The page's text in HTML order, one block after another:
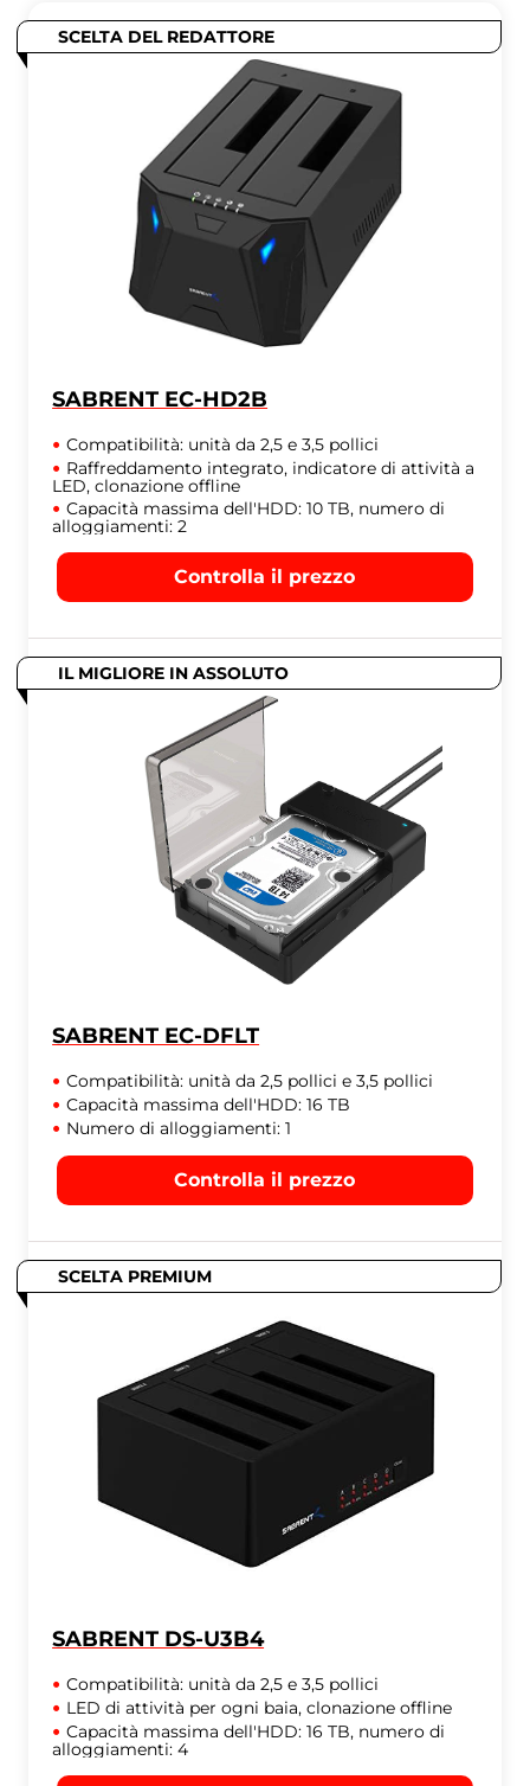
SCELTA DEL REDATTORE
SABRENT EC-HD2B
Compatibilità: unità da 2,5 e 3,5 pollici
Raffreddamento integrato, indicatore di attività a
LED, clonazione offline
Capacità massima dell'HDD: 10 TB, numero di
alloggiamenti: 2
Controlla il prezzo
IL MIGLIORE IN ASSOLUTO
SABRENT EC-DFLT
Compatibilità: unità da 2,5 pollici e 3,5 pollici
Capacità massima dell'HDD: 16 TB
Numero di alloggiamenti: 1
Controlla il prezzo
SCELTA PREMIUM
SABRENT DS-U3B4
Compatibilità: unità da 2,5 e 3,5 pollici
LED di attività per ogni baia, clonazione offline
Capacità massima dell'HDD: 16 TB, numero di
alloggiamenti: 4